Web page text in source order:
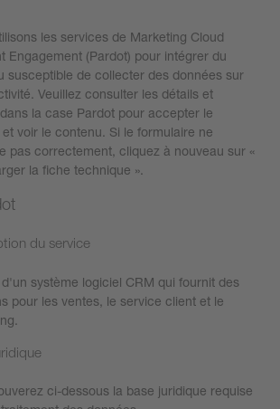
les services de Marketing Cloud
Engagement (Pardot) pour intégrer du
susceptible de collecter des données sur
Veuillez consulter les détails et
la case Pardot pour accepter le
voir le contenu. Si le formulaire ne
pas correctement, cliquez à nouveau sur «
la fiche technique ».
du service
système logiciel CRM qui fournit des
pour les ventes, le service client et le
ci-dessous la base juridique requise